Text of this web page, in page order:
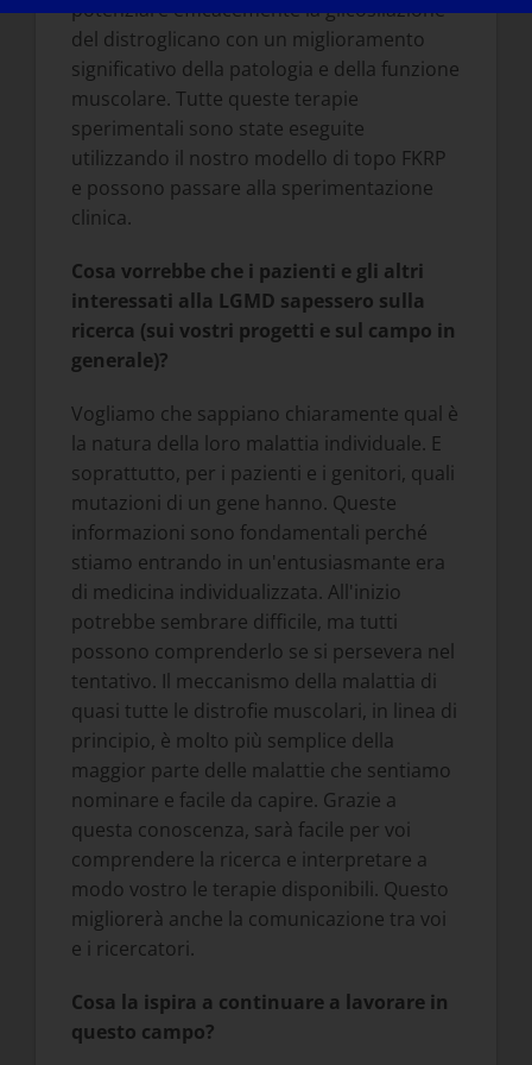
potenziare efficacemente la glicosilazione
del distroglicano con un miglioramento
significativo della patologia e della funzione
muscolare. Tutte queste terapie
sperimentali sono state eseguite
utilizzando il nostro modello di topo FKRP
e possono passare alla sperimentazione
clinica.
Cosa vorrebbe che i pazienti e gli altri
interessati alla LGMD sapessero sulla
ricerca (sui vostri progetti e sul campo in
generale)?
Vogliamo che sappiano chiaramente qual è
la natura della loro malattia individuale. E
soprattutto, per i pazienti e i genitori, quali
mutazioni di un gene hanno. Queste
informazioni sono fondamentali perché
stiamo entrando in un'entusiasmante era
di medicina individualizzata. All'inizio
potrebbe sembrare difficile, ma tutti
possono comprenderlo se si persevera nel
tentativo. Il meccanismo della malattia di
quasi tutte le distrofie muscolari, in linea di
principio, è molto più semplice della
maggior parte delle malattie che sentiamo
nominare e facile da capire. Grazie a
questa conoscenza, sarà facile per voi
comprendere la ricerca e interpretare a
modo vostro le terapie disponibili. Questo
migliorerà anche la comunicazione tra voi
e i ricercatori.
Cosa la ispira a continuare a lavorare in
questo campo?